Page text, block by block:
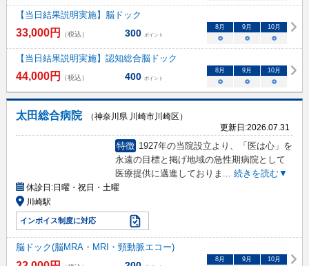
【当日結果説明実施】脳ドック
33,000円 （税込） 300 ポイント
8 月 9 月 10月
○ ○ ○
【当日結果説明実施】認知総合脳ドック
44,000円 （税込） 400 ポイント
8 月 9 月 10月
○ ○ ○
太田総合病院
（神奈川県 川崎市川崎区）
更新日:2026.07.31
特徴 1927年の当院設立より、「医は心」を
永遠の目標と掲げ地域の急性期病院として
医療提供に邁進しておりま ... 続きを読む▼
休診日:日曜・祝日・土曜
川崎駅
インボイス制度に対応
脳ドック(脳MRA・MRI・頸動脈エコー)
8月 9月 10月